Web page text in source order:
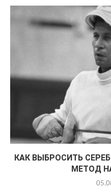
КАК ВЫБРОСИТЬ
МЕТОД